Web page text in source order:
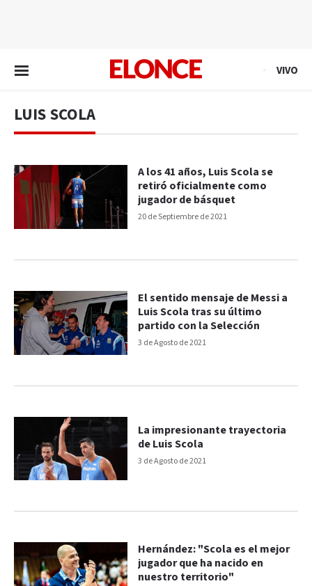
VIVO
LUIS SCOLA
20 de Septiembre de 2021
A los 41 años, Luis Scola se
retiró oficialmente como
jugador de básquet
3 de Agosto de 2021
El sentido mensaje de Messi a
Luis Scola tras su último
partido con la Selección
3 de Agosto de 2021
La impresionante trayectoria
de Luis Scola
Hernández: "Scola es el mejor
jugador que ha nacido en
nuestro territorio"